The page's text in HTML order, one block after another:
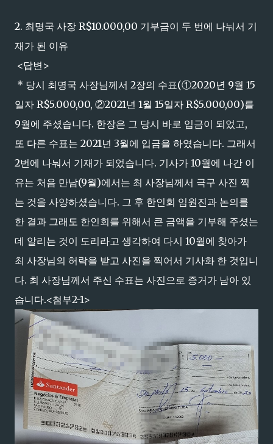
2. 최명국 사장 R$10.000,00 기부금이 두 번에 나눠서 기
재가 된 이유
<답변>
* 당시 최명국 사장님께서 2장의 수표(①2020년 9월 15
일자 R$5.000,00, ②2021년 1월 15일자 R$5.000,00)를
9월에 주셨습니다. 한장은 그 당시 바로 입금이 되었고,
또 다른 수표는 2021년 3월에 입금을 하였습니다. 그래서
2번에 나눠서 기재가 되었습니다. 기사가 10월에 나간 이
유는 처음 만남(9월)에서는 최 사장님께서 극구 사진 찍
는 것을 사양하셨습니다. 그 후 한인회 임원진과 논의를
한 결과 그래도 한인회를 위해서 큰 금액을 기부해 주셨는
데 알리는 것이 도리라고 생각하여 다시 10월에 찾아가
최 사장님의 허락을 받고 사진을 찍어서 기사화 한 것입니
다. 최 사장님께서 주신 수표는 사진으로 증거가 남아 있
습니다.<첨부2-1>